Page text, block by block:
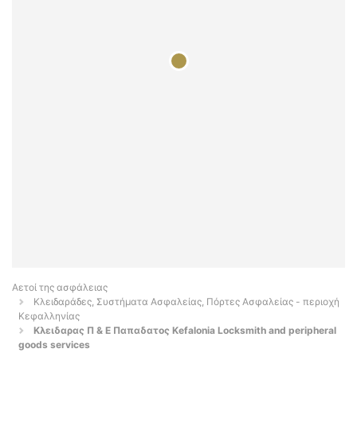
Αετοί της ασφάλειας
Κλειδαράδες, Συστήματα Ασφαλείας, Πόρτες Ασφαλείας - περιοχή
Κεφαλληνίας
Κλειδαρας Π & Ε Παπαδατος Kefalonia Locksmith and peripheral
goods services